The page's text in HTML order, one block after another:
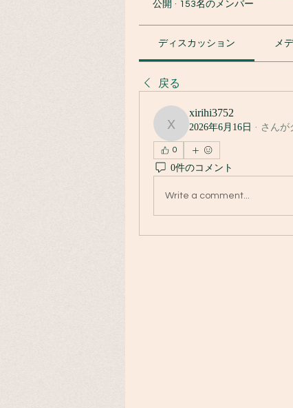
公開 · 153名のメンバー
ディスカッション メ
戻る
xirihi3752
xirihi3752
2026年6月16日 · さんが
0
0件のコメント
Write a comment...